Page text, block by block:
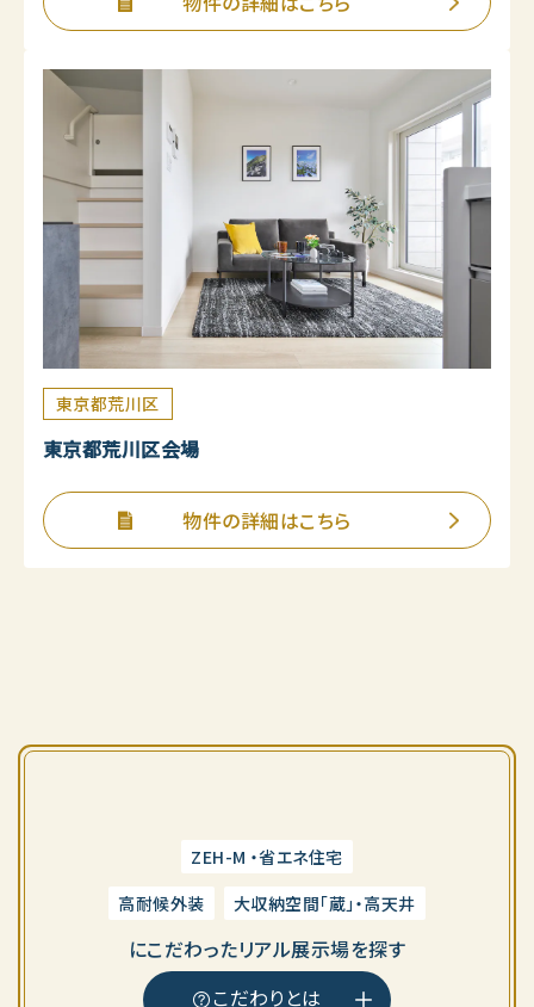
東京都荒川区
東京都荒川区会場
物件の詳細はこちら
ZEH-M ・省エネ住宅
高耐候外装
大収納空間「蔵」・高天井
にこだわったリアル展示場を探す
こだわりとは